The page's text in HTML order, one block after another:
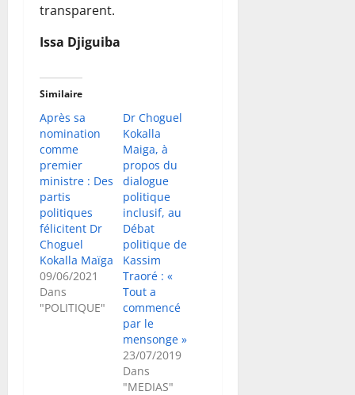
transparent.
Issa Djiguiba
Similaire
Après sa
nomination
comme
premier
ministre : Des
partis
politiques
félicitent Dr
Choguel
Kokalla Maïga
09/06/2021
Dans
"POLITIQUE"
Dr Choguel
Kokalla
Maiga, à
propos du
dialogue
politique
inclusif, au
Débat
politique de
Kassim
Traoré : «
Tout a
commencé
par le
mensonge »
23/07/2019
Dans
"MEDIAS"